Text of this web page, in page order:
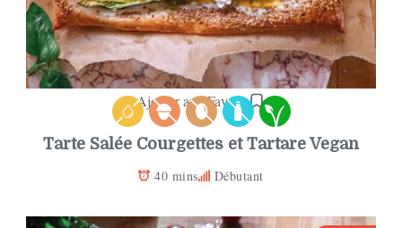
Ajouter aux Favoris
Tarte Salée Courgettes et Tartare Vegan
40 mins Débutant